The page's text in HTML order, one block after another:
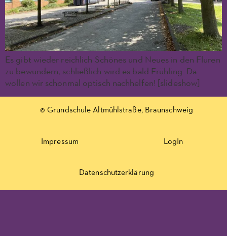
Es gibt wieder reichlich Schönes und Neues in den Fluren
zu bewundern, schließlich wird es bald Frühling. Da
wollen wir schonmal optisch nachhelfen! [slideshow]
© Grundschule Altmühlstraße, Braunschweig
Impressum LogIn
Datenschutzerklärung